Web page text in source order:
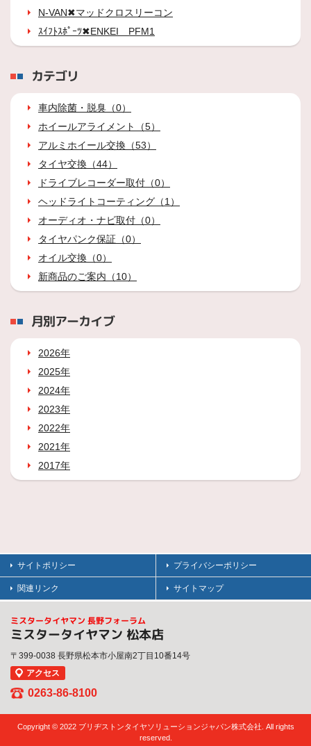
N-VAN✖マッドクロスリーコン
ｽｲﾌﾄｽﾎﾟｰﾂ✖ENKEI PFM1
カテゴリ
車内除菌・脱臭（0）
ホイールアライメント（5）
アルミホイール交換（53）
タイヤ交換（44）
ドライブレコーダー取付（0）
ヘッドライトコーティング（1）
オーディオ・ナビ取付（0）
タイヤパンク保証（0）
オイル交換（0）
新商品のご案内（10）
月別アーカイブ
2026年
2025年
2024年
2023年
2022年
2021年
2017年
サイトポリシー プライバシーポリシー
関連リンク サイトマップ
ミスタータイヤマン 長野フォーラム
ミスタータイヤマン 松本店
〒399-0038 長野県松本市小屋南2丁目10番14号
アクセス
0263-86-8100
Copyright © 2022 ブリヂストンタイヤソリューションジャパン株式会社. All rights
reserved.